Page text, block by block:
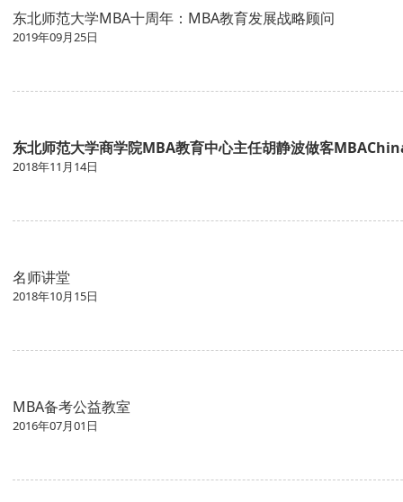
东北师范大学MBA十周年：MBA教育发展战略顾问
2019年09月25日
东北师范大学商学院MBA教育中心主任胡静波做客
2018年11月14日
名师讲堂
2018年10月15日
MBA备考公益教室
2016年07月01日